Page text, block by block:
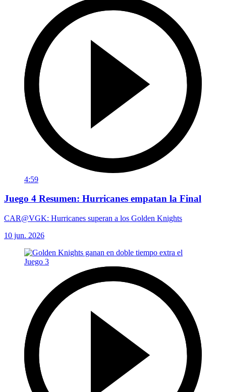
4:59
Juego 4 Resumen: Hurricanes empatan la Final
CAR@VGK: Hurricanes superan a los Golden Knights
10 jun. 2026